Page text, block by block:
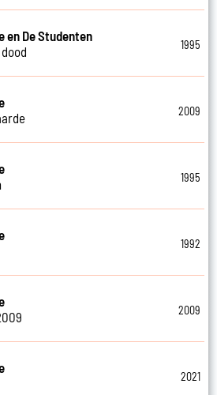
en De Studenten
1995
2009
1995
1992
2009
2021